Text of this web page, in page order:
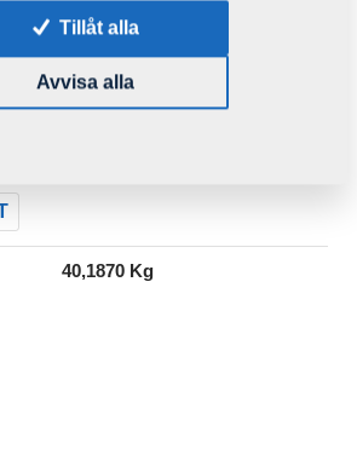
3006458
40,1870 Kg
Tillåt alla
Avvisa alla